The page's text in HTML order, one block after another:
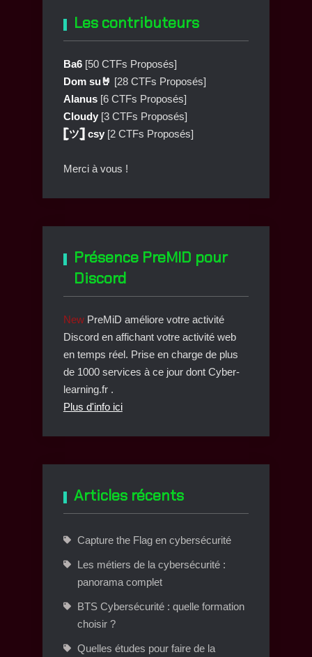
Les contributeurs
Ba6[50 CTFs Proposés]
Dom su🤘 [28 CTFs Proposés]
Alanus[6 CTFs Proposés]
Cloudy[3 CTFs Proposés]
𓊈ツ𓊉 csy[2 CTFs Proposés]
Merci à vous !
Présence PreMID pour
Discord
NewPreMiD améliore votre activité
Discord en affichant votre activité web
en temps réel. Prise en charge de plus
de 1000 services à ce jour dont Cyber-
learning.fr .
Plus d'info ici
Articles récents
Capture the Flag en cybersécurité
Les métiers de la cybersécurité :
panorama complet
BTS Cybersécurité : quelle formation
choisir ?
Quelles études pour faire de la